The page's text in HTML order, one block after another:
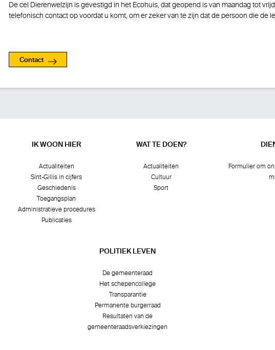
De cel Dierenwelzijn is gevestigd in het Ecohuis, dat geopend is van maandag tot
telefonisch contact op voordat u komt, om er zeker van te zijn dat de persoon die de
Contact
IK WOON HIER
Actualiteiten
Sint-Gillis in cijfers
Geschiedenis
Toegangsplan
Administratieve procedures
Publicaties
WAT TE DOEN?
Actualiteiten
Cultuur
Sport
Formulier om
POLITIEK LEVEN
De gemeenteraad
Het schepencollege
Transparantie
Permanente burgerraad
Resultaten van de
gemeenteraadsverkiezingen